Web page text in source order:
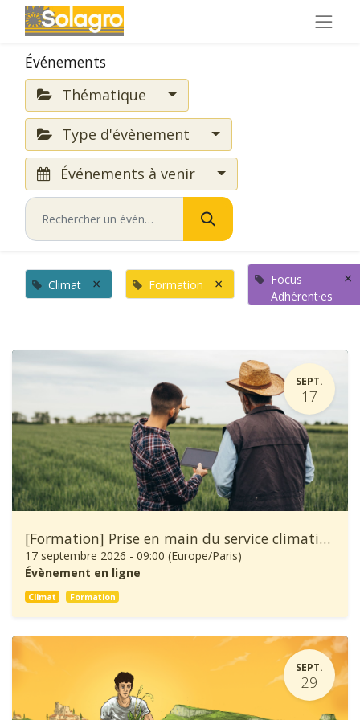
Événements
Thématique
Type d'évènement
Événements à venir
Climat × Formation ×
Focus
Adhérent·es
×
SEPT.
17
[Formation] Prise en main du service climatique Climadiag Agriculture et Forêt
17 septembre 2026 - 09:00 (Europe/Paris)
Évènement en ligne
Climat Formation
SEPT.
29